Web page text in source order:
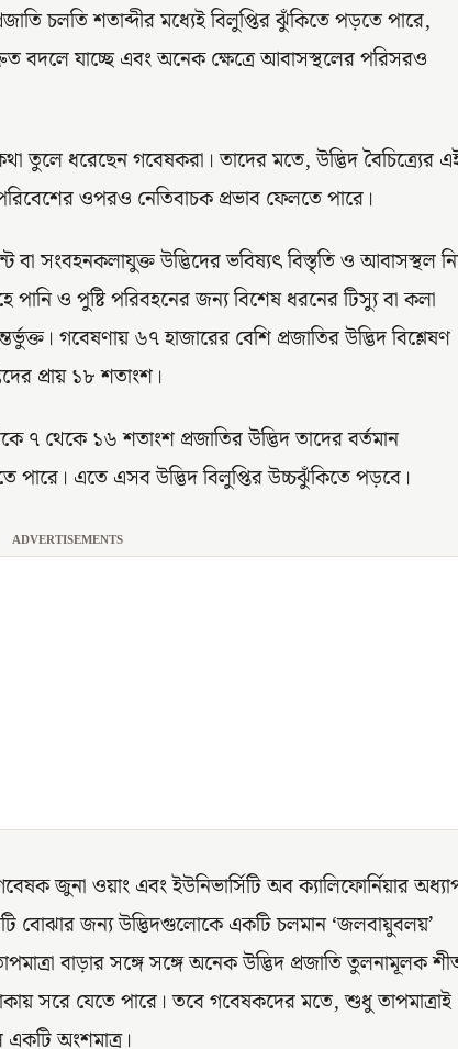
চলতি শতাব্দীর মধ্যেই বিলুপ্তির ঝুঁকিতে পড়তে পারে,
বদলে যাচ্ছে এবং অনেক ক্ষেত্রে আবাসস্থলের পরিসরও
তুলে ধরেছেন গবেষকরা। তাদের মতে, উদ্ভিদ বৈচিত্র্যের
ওপরও নেতিবাচক প্রভাব ফেলতে পারে।
বা সংবহনকলাযুক্ত উদ্ভিদের ভবিষ্যৎ বিস্তৃতি ও আবাসস্থল
ও পুষ্টি পরিবহনের জন্য বিশেষ ধরনের টিস্যু বা কলা
গবেষণায় ৬৭ হাজারের বেশি প্রজাতির উদ্ভিদ বিশ্লেষণ
প্রায় ১৮ শতাংশ।
৭ থেকে ১৬ শতাংশ প্রজাতির উদ্ভিদ তাদের বর্তমান
পারে। এতে এসব উদ্ভিদ বিলুপ্তির উচ্চঝুঁকিতে পড়বে।
ADVERTISEMENTS
জুনা ওয়াং এবং ইউনিভার্সিটি অব ক্যালিফোর্নিয়ার
বোঝার জন্য উদ্ভিদগুলোকে একটি চলমান ‘জলবায়ুবলয়’
বাড়ার সঙ্গে সঙ্গে অনেক উদ্ভিদ প্রজাতি তুলনামূলক
সরে যেতে পারে। তবে গবেষকদের মতে, শুধু তাপমাত্রাই
একটি অংশমাত্র।